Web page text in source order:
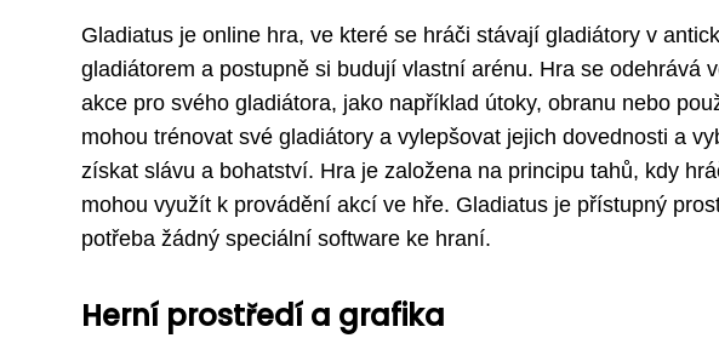
Gladiatus je online hra, ve které se hráči stávají gladiátory v
gladiátorem a postupně si budují vlastní arénu. Hra se odehrává
akce pro svého gladiátora, jako například útoky, obranu nebo
mohou trénovat své gladiátory a vylepšovat jejich dovednosti a
získat slávu a bohatství. Hra je založena na principu tahů, kdy
mohou využít k provádění akcí ve hře. Gladiatus je přístupný
potřeba žádný speciální software ke hraní.
Herní prostředí a grafika